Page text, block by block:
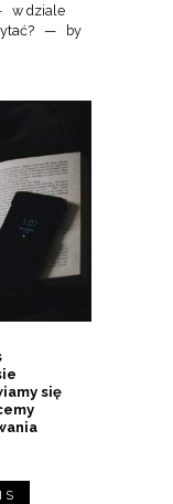
w dziale
by
się